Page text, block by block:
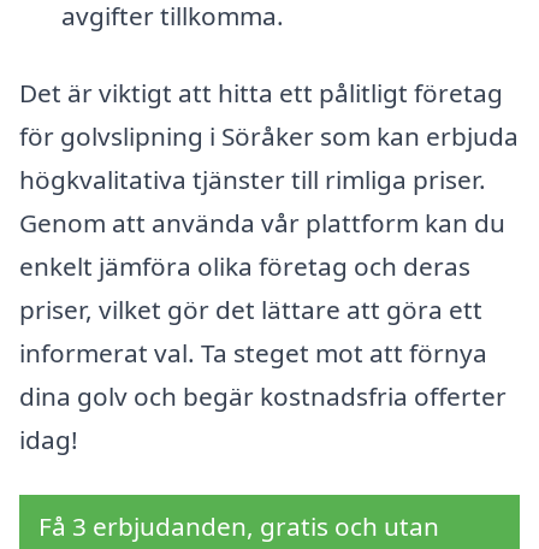
avgifter tillkomma.
Det är viktigt att hitta ett pålitligt företag
för golvslipning i Söråker som kan erbjuda
högkvalitativa tjänster till rimliga priser.
Genom att använda vår plattform kan du
enkelt jämföra olika företag och deras
priser, vilket gör det lättare att göra ett
informerat val. Ta steget mot att förnya
dina golv och begär kostnadsfria offerter
idag!
Få 3 erbjudanden, gratis och utan